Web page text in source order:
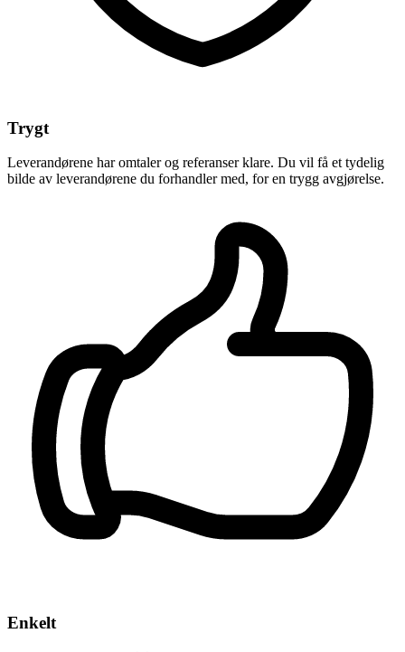
Trygt
Leverandørene har omtaler og referanser klare. Du vil få et tydelig
bilde av leverandørene du forhandler med, for en trygg avgjørelse.
Enkelt